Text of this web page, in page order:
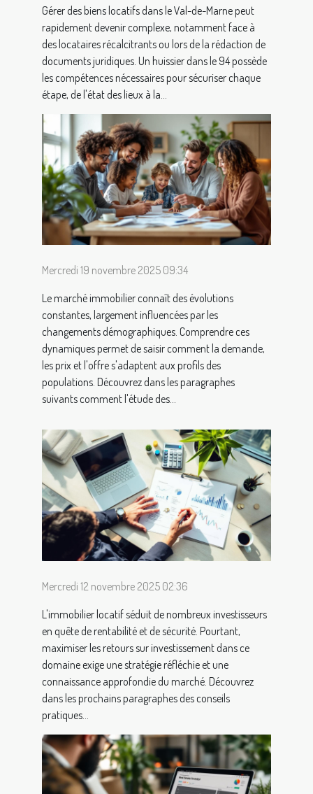
Gérer des biens locatifs dans le Val-de-Marne peut
rapidement devenir complexe, notamment face à
des locataires récalcitrants ou lors de la rédaction de
documents juridiques. Un huissier dans le 94 possède
les compétences nécessaires pour sécuriser chaque
étape, de l'état des lieux à la...
Mercredi 19 novembre 2025 09:34
Le marché immobilier connaît des évolutions
constantes, largement influencées par les
changements démographiques. Comprendre ces
dynamiques permet de saisir comment la demande,
les prix et l'offre s'adaptent aux profils des
populations. Découvrez dans les paragraphes
suivants comment l'étude des...
Mercredi 12 novembre 2025 02:36
L'immobilier locatif séduit de nombreux investisseurs
en quête de rentabilité et de sécurité. Pourtant,
maximiser les retours sur investissement dans ce
domaine exige une stratégie réfléchie et une
connaissance approfondie du marché. Découvrez
dans les prochains paragraphes des conseils
pratiques...